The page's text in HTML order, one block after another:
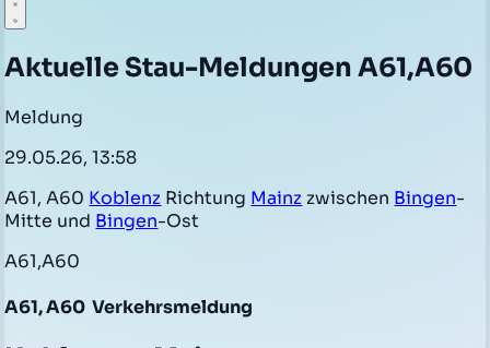
Aktuelle Stau-Meldungen A61,A60
Meldung
29.05.26, 13:58
A61, A60 Koblenz Richtung Mainz zwischen Bingen-
Mitte und Bingen-Ost
A61,A60
A61, A60 Verkehrsmeldung